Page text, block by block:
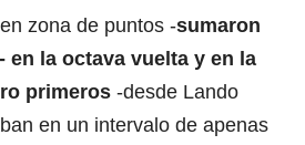
zona de puntos -sumaron
en la octava vuelta y en la
primeros -desde Lando
en un intervalo de apenas